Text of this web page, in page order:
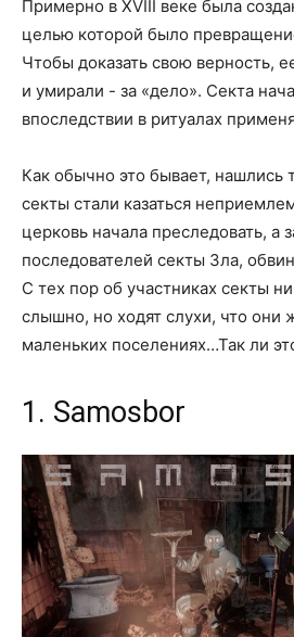
Примерно в XVIII веке была
целью которой было
Чтобы доказать свою верность,
и умирали - за «дело». Секта
впоследствии в ритуалах
Как обычно это бывает, нашлись
секты стали казаться
церковь начала преследовать, а
последователей секты Зла,
С тех пор об участниках секты
слышно, но ходят слухи, что они
маленьких поселениях…Так ли
1. Samosbor